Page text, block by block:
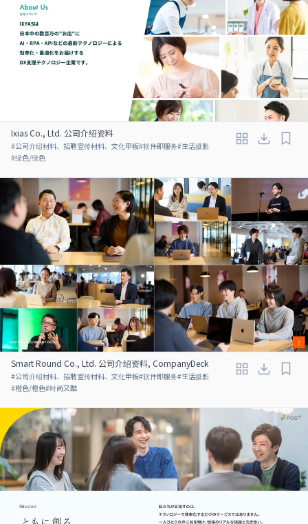
Ixias Co., Ltd. 公司介绍资料
#公司介绍材料、招聘宣传材料、文化甲板#软件即服务#生活摄影
#绿色/绿色
Smart Round Co., Ltd. 公司介绍资料, CompanyDeck
#公司介绍材料、招聘宣传材料、文化甲板#软件即服务#生活摄影
#橙色/橙色#时尚又酷